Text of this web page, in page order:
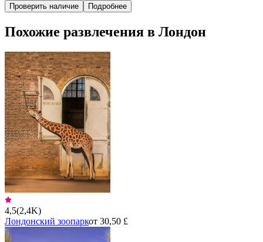
Проверить наличие Подробнее
Похожие развлечения в Лондон
4,5(2,4K)
Лондонский зоопаркот 30,50 £